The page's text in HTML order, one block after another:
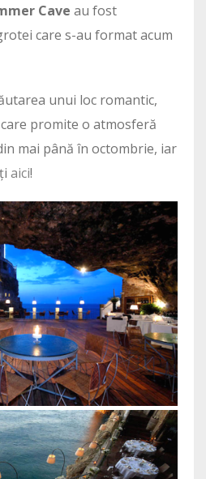
Cave au fost
care s-au format acum
unui loc romantic,
promite o atmosferă
mai până în octombrie, iar
aici!